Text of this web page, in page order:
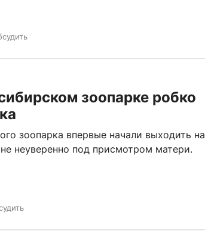
зоопарке робко
зоопарка впервые начали выходить на
неуверенно под присмотром матери.